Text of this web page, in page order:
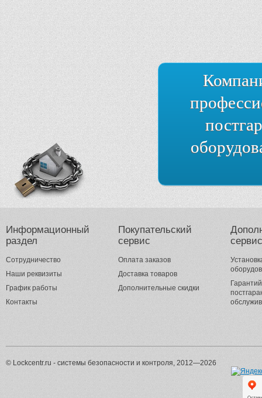
Информационный
раздел
Сотрудничество
Наши реквизиты
График работы
Контакты
Покупательский
сервис
Оплата заказов
Доставка товаров
Дополнительные скидки
сервис
© Lockcentr.ru - системы безопасности и контроля, 2012—2026